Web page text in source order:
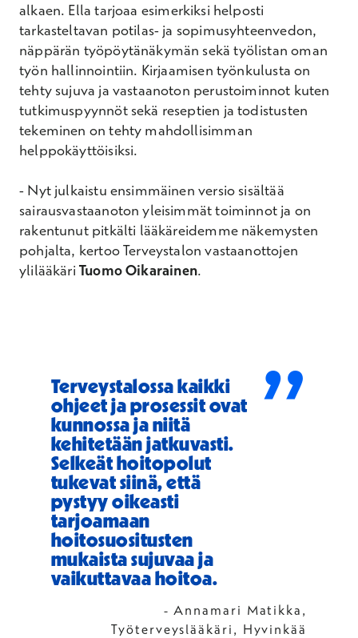
alkaen. Ella tarjoaa esimerkiksi helposti
tarkasteltavan potilas- ja sopimusyhteenvedon,
näppärän työpöytänäkymän sekä työlistan oman
työn hallinnointiin. Kirjaamisen työnkulusta on
tehty sujuva ja vastaanoton perustoiminnot kuten
tutkimuspyynnöt sekä reseptien ja todistusten
tekeminen on tehty mahdollisimman
helppokäyttöisiksi.
- Nyt julkaistu ensimmäinen versio sisältää
sairausvastaanoton yleisimmät toiminnot ja on
rakentunut pitkälti lääkäreidemme näkemysten
pohjalta, kertoo Terveystalon vastaanottojen
ylilääkäri Tuomo Oikarainen.
Terveystalossa kaikki
ohjeet ja prosessit ovat
kunnossa ja niitä
kehitetään jatkuvasti.
Selkeät hoitopolut
tukevat siinä, että
pystyy oikeasti
tarjoamaan
hoitosuositusten
mukaista sujuvaa ja
vaikuttavaa hoitoa.
”
- Annamari Matikka,
Työterveyslääkäri, Hyvinkää